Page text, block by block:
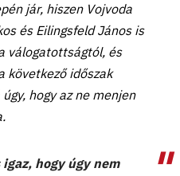
jár, hiszen Vojvoda
és Eilingsfeld János is
válogatottságtól, és
következő időszak
hogy az ne menjen
hogy úgy nem